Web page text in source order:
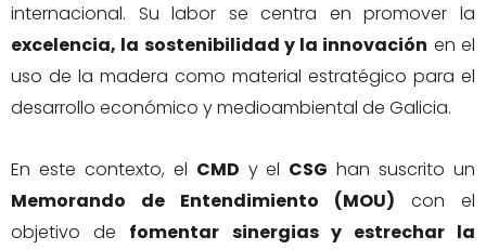
internacional. Su labor se centra en promover la
excelencia, la sostenibilidad y la innovación en el
uso de la madera como material estratégico para el
desarrollo económico y medioambiental de Galicia.
En este contexto, el CMD y el CSG han suscrito un
Memorando de Entendimiento (MOU) con el
objetivo de fomentar sinergias y estrechar la